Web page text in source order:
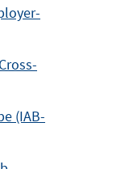
(IAB-